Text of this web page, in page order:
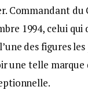
Commandant
1994, celui
des figures
une telle